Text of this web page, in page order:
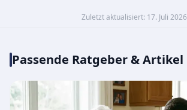
Zuletzt aktualisiert: 17. Juli 2026
Passende Ratgeber & Artikel